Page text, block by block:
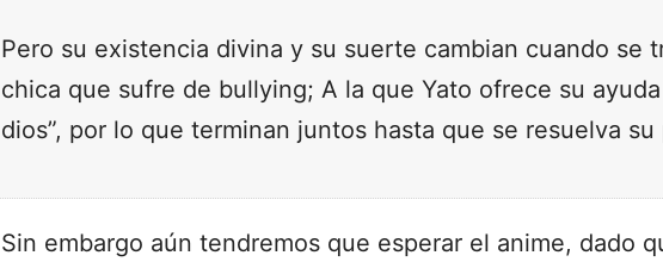
Pero su existencia divina y su suerte cambian cuando se
chica que sufre de bullying; A la que Yato ofrece su
dios”, por lo que terminan juntos hasta que se resuelva su
Sin embargo aún tendremos que esperar el anime, dado